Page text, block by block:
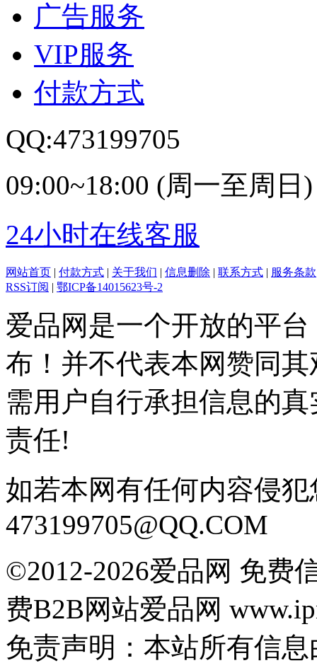
广告服务
VIP服务
付款方式
QQ:473199705
09:00~18:00 (周一至周日)
24小时在线客服
网站首页 | 付款方式 | 关于我们 | 信息删除 | 联系方式 | 服务条款
RSS订阅 | 鄂ICP备14015623号-2
爱品网是一个开放的平
布！并不代表本网赞同
需用户自行承担信息的
责任!
如若本网有任何内容侵
473199705@QQ.COM
©2012-2026爱品网 免费
费B2B网站爱品网
免责声明：本站所有信